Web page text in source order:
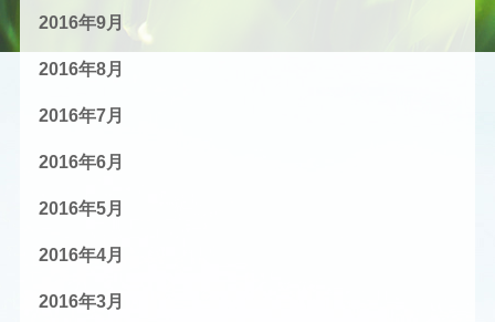
2016年9月
2016年8月
2016年7月
2016年6月
2016年5月
2016年4月
2016年3月